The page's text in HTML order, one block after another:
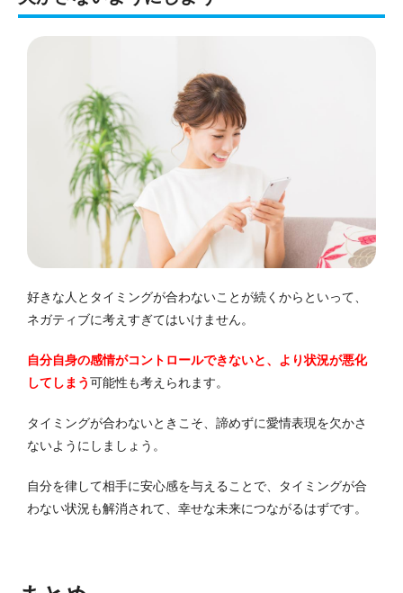
好きな人とタイミングが合わないことが続くからといって、
ネガティブに考えすぎてはいけません。
自分自身の感情がコントロールできないと、より状況が悪化
してしまう可能性も考えられます。
タイミングが合わないときこそ、諦めずに愛情表現を欠かさ
ないようにしましょう。
自分を律して相手に安心感を与えることで、タイミングが合
わない状況も解消されて、幸せな未来につながるはずです。